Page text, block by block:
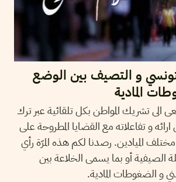
و التصيف بين الوضع
المادية
الى تشريك المواطن بكل تلقائية عبر ترك
و تفاعلاته مع القضايا المطروحة على
الميادين. رصدنا لكم هذه المرّة رأي
الصيفية أو بما يسمى الخلاعة بين
و الضغوطات المادية.